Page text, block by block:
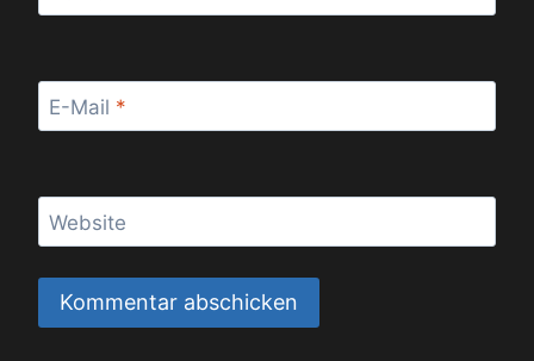
E-Mail *
Website